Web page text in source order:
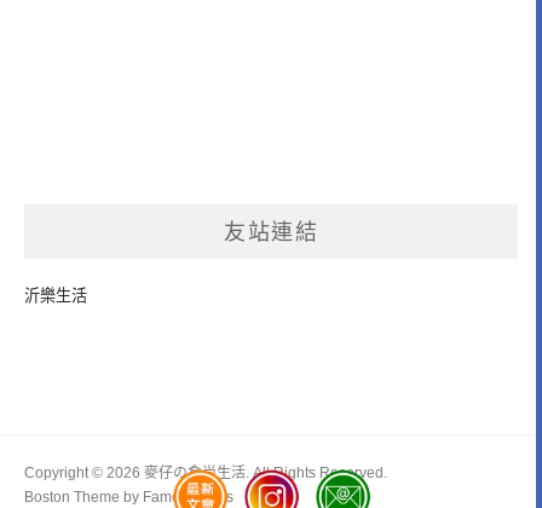
友站連結
沂樂生活
Copyright © 2026 麥仔の食尚生活. All Rights Reserved.
Boston Theme by FameThemes